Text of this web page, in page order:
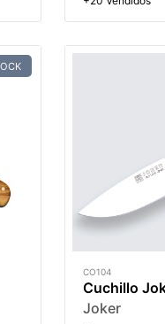
CO104
Cuchillo
Joker